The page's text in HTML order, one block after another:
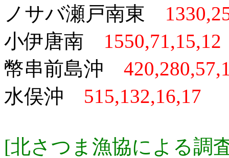
ノサバ瀬戸南東
小伊唐南
幣串前島沖
水俣沖 515,132,16,17
[北さつま漁協による調